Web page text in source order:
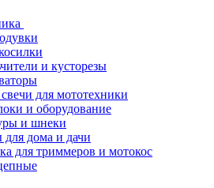
и кусторезы
для мототехники
и оборудование
и шнеки
для дома и дачи
для триммеров и мотокос